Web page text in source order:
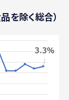
を除く総合）